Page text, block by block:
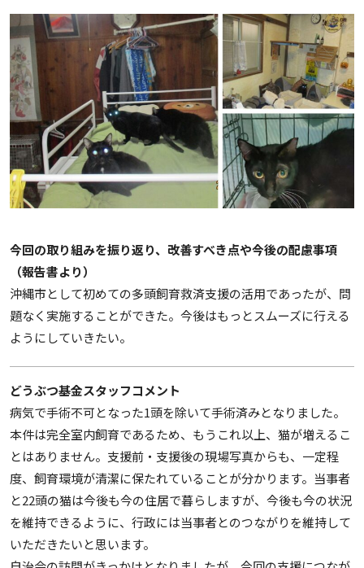
今回の取り組みを振り返り、改善すべき点や今後の配慮事項
（報告書より）
沖縄市として初めての多頭飼育救済支援の活用であったが、問
題なく実施することができた。今後はもっとスムーズに行える
ようにしていきたい。
どうぶつ基金スタッフコメント
病気で手術不可となった1頭を除いて手術済みとなりました。
本件は完全室内飼育であるため、もうこれ以上、猫が増えるこ
とはありません。支援前・支援後の現場写真からも、一定程
度、飼育環境が清潔に保たれていることが分かります。当事者
と22頭の猫は今後も今の住居で暮らしますが、今後も今の状況
を維持できるように、行政には当事者とのつながりを維持して
いただきたいと思います。